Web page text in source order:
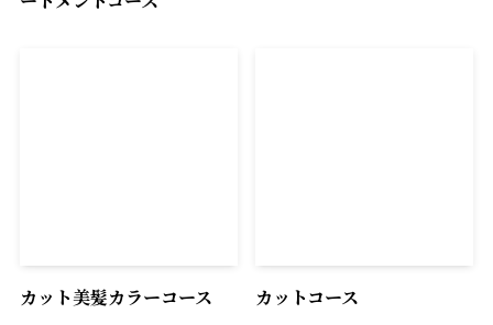
カット美髪カラーコース カットコース